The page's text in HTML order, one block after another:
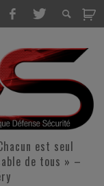
est seul
de tous » –